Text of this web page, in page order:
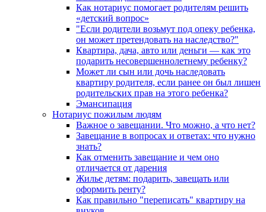
Как нотариус помогает родителям решить
«детский вопрос»
"Если родители возьмут под опеку ребенка,
он может претендовать на наследство?"
Квартира, дача, авто или деньги — как это
подарить несовершеннолетнему ребенку?
Может ли сын или дочь наследовать
квартиру родителя, если ранее он был лишен
родительских прав на этого ребенка?
Эмансипация
Нотариус пожилым людям
Важное о завещании. Что можно, а что нет?
Завещание в вопросах и ответах: что нужно
знать?
Как отменить завещание и чем оно
отличается от дарения
Жилье детям: подарить, завещать или
оформить ренту?
Как правильно "переписать" квартиру на